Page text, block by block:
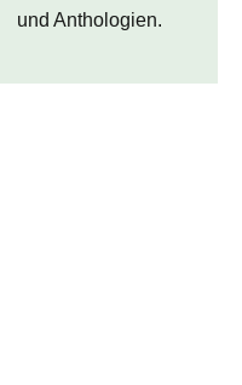
und Anthologien.